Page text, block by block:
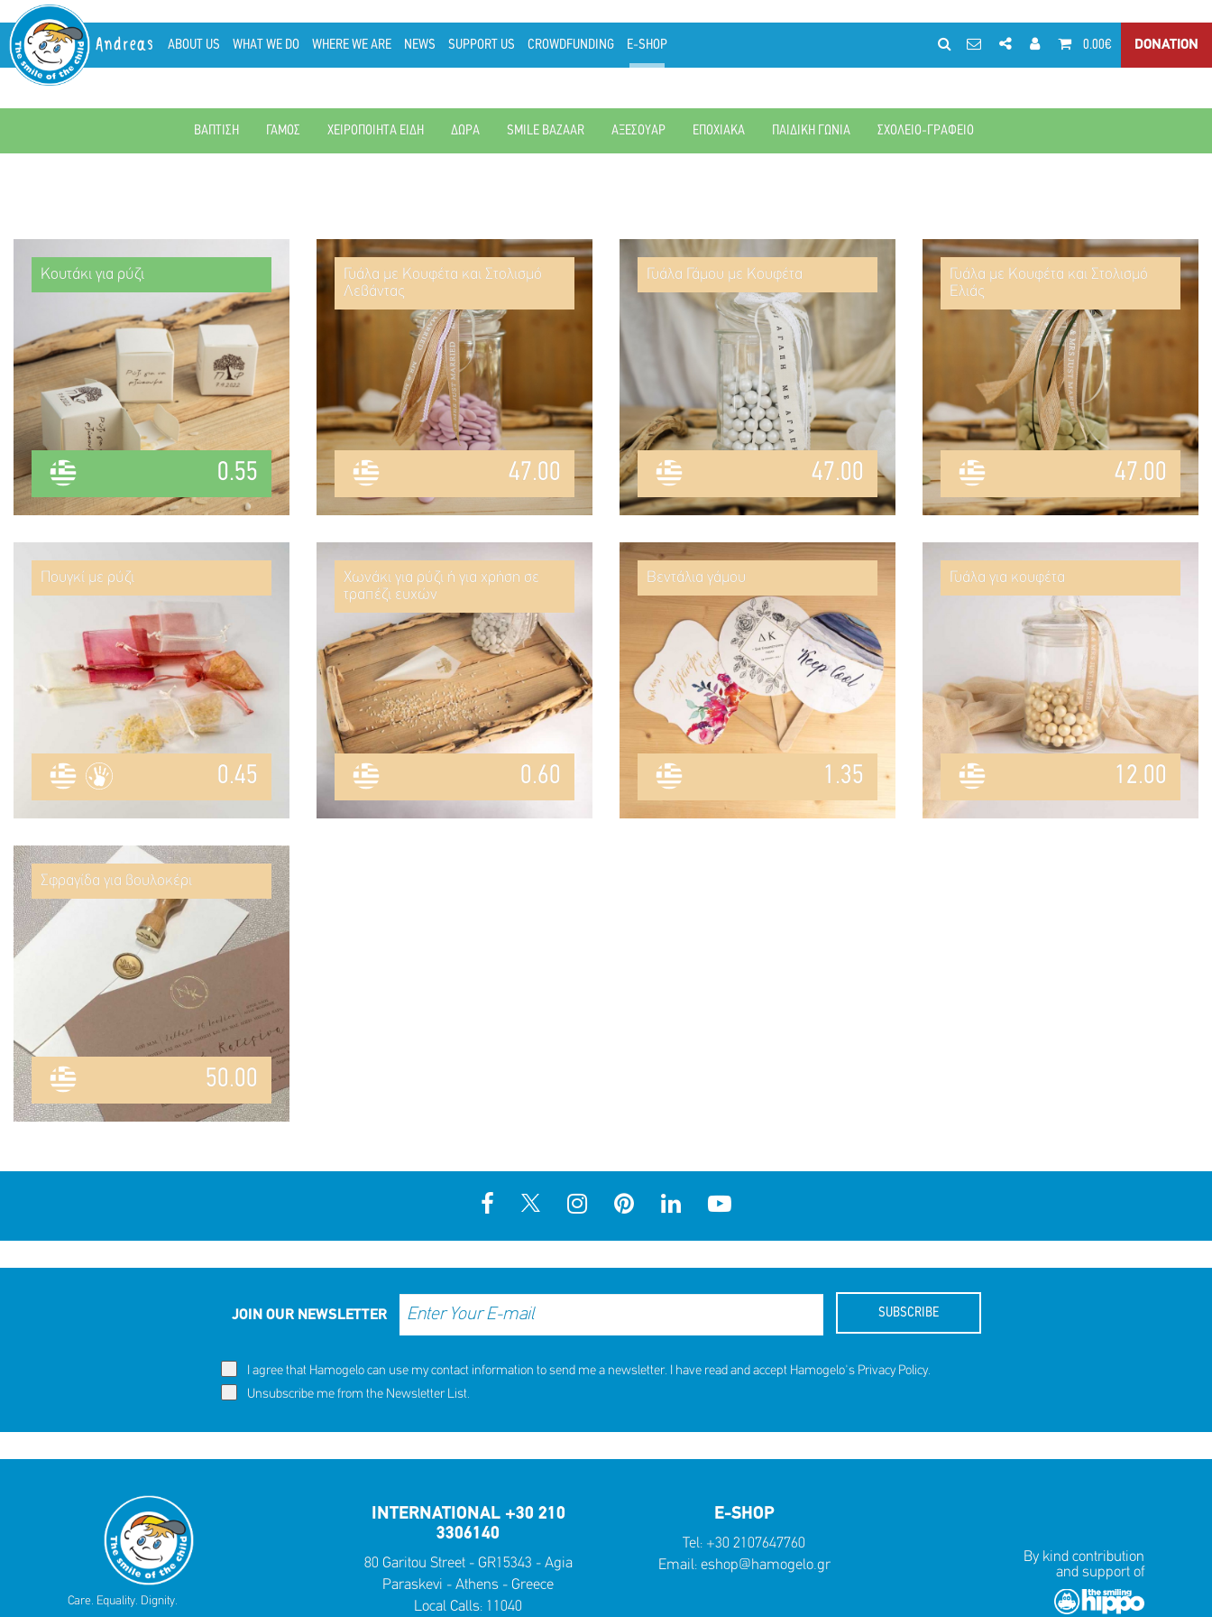
Andreas ABOUT US WHAT WE DO WHERE WE ARE NEWS SUPPORT US CROWDFUNDING E-SHOP 0.00€ DONATION
ΒΑΠΤΙΣΗ ΓΑΜΟΣ ΧΕΙΡΟΠΟΙΗΤΑ ΕΙΔΗ ΔΩΡΑ SMILE BAZAAR ΑΞΕΣΟΥΑΡ ΕΠΟΧΙΑΚΑ ΠΑΙΔΙΚΗ ΓΩΝΙΑ ΣΧΟΛΕΙΟ-ΓΡΑΦΕΙΟ
Κουτάκι για ρύζι
0.55
Γυάλα με Κουφέτα και Στολισμό
Λεβάντας
47.00
Γυάλα Γάμου με Κουφέτα
47.00
Γυάλα με Κουφέτα και Στολισμό
Ελιάς
47.00
Πουγκί με ρύζι
0.45
Χωνάκι για ρύζι ή για χρήση σε
τραπέζι ευχών
0.60
Βεντάλια γάμου
1.35
Γυάλα για κουφέτα
12.00
Σφραγίδα για βουλοκέρι
50.00
JOIN OUR NEWSLETTER SUBSCRIBE
I agree that Hamogelo can use my contact information to send me a newsletter. I have read and accept Hamogelo's Privacy Policy.
Unsubscribe me from the Newsletter List.
Care. Equality. Dignity.
INTERNATIONAL +30 210
3306140
80 Garitou Street - GR15343 - Agia
Paraskevi - Athens - Greece
Local Calls: 11040
E-SHOP
Tel: +30 2107647760
Email: eshop@hamogelo.gr
By kind contribution
and support of